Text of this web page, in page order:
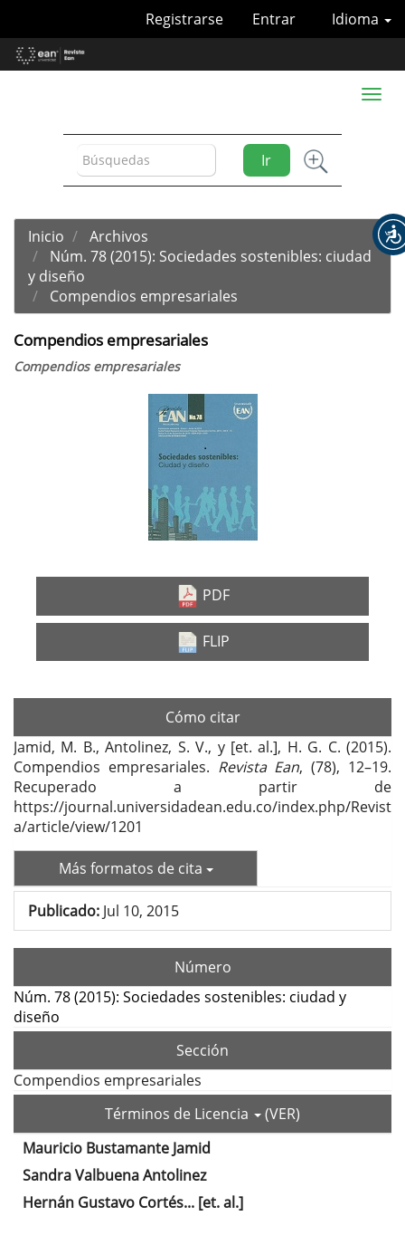
Contenido
principal
Idioma
Registrarse Entrar
Ir
Toggle
Inicio
Archivos
Núm. 78 (2015): Sociedades sostenibles: ciudad
y diseño
Compendios empresariales
Compendios empresariales
Compendios empresariales
PDF
FLIP
Cómo citar
Jamid, M. B., Antolinez, S. V., y [et. al.], H. G. C. (2015).
Compendios empresariales. Revista Ean, (78), 12–19.
Recuperado a partir de
https://journal.universidadean.edu.co/index.php/Revist
a/article/view/1201
Más formatos de cita
Publicado: Jul 10, 2015
Número
Núm. 78 (2015): Sociedades sostenibles: ciudad y
diseño
Sección
Compendios empresariales
Términos de Licencia
(VER)
Contenido
principal
Mauricio Bustamante Jamid
Sandra Valbuena Antolinez
Hernán Gustavo Cortés... [et. al.]